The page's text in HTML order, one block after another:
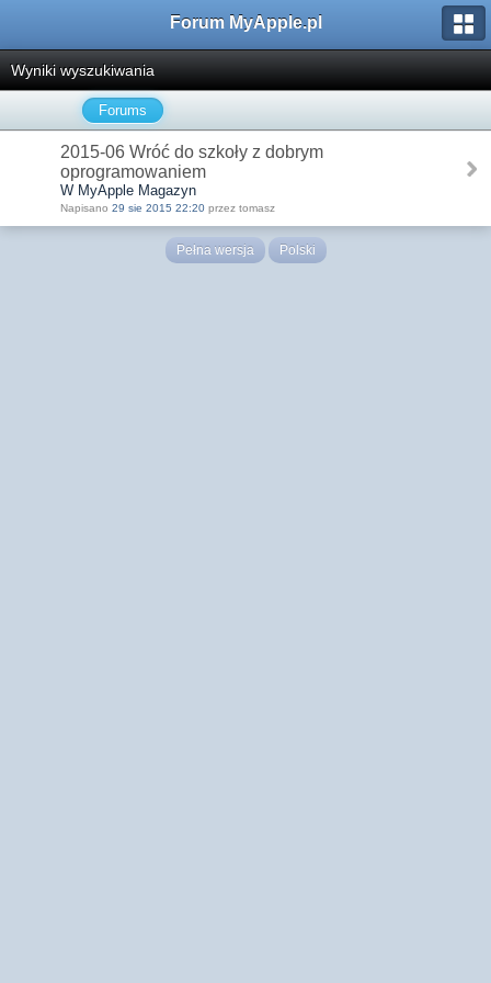
Forum MyApple.pl
Wyniki wyszukiwania
Forums
2015-06 Wróć do szkoły z dobrym
oprogramowaniem
W MyApple Magazyn
Napisano 29 sie 2015 22:20 przez tomasz
Pełna wersja Polski